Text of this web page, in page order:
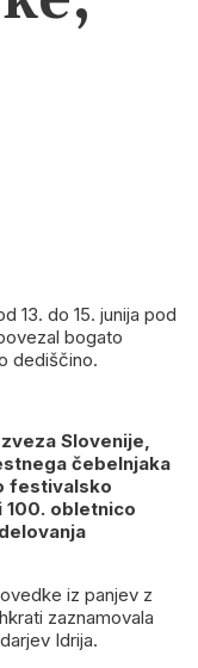
13. do 15. junija pod
bogato
dediščino.
Slovenije,
čebelnjaka
festivalsko
obletnico
iz panjev z
zaznamovala
Idrija.